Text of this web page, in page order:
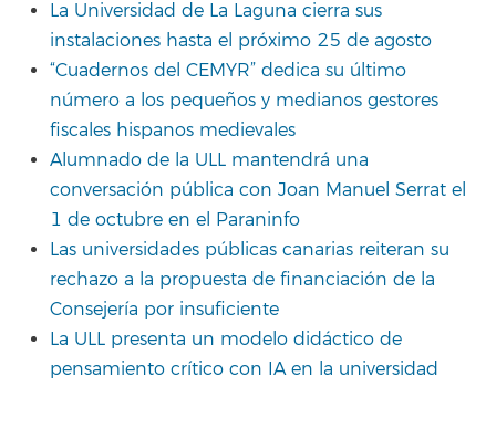
La Universidad de La Laguna cierra sus
instalaciones hasta el próximo 25 de agosto
“Cuadernos del CEMYR” dedica su último
número a los pequeños y medianos gestores
fiscales hispanos medievales
Alumnado de la ULL mantendrá una
conversación pública con Joan Manuel Serrat el
1 de octubre en el Paraninfo
Las universidades públicas canarias reiteran su
rechazo a la propuesta de financiación de la
Consejería por insuficiente
La ULL presenta un modelo didáctico de
pensamiento crítico con IA en la universidad